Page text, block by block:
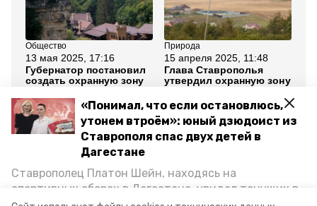
«Понимал, что если остановлюсь,
утонем втроём»: юный дзюдоист из
Ставрополя спас двух детей в
Дагестане
Ставрополец Платон Шейн, находясь на
спортивных сборах в Дегестане, увидел тонущих в
Общество
13 мая 2025, 17:16
Губернатор постановил
создать охранную зону
любви» на КМВ
Природа
15 апреля 2025, 11:48
Глава Ставрополья
утвердил охранную зону
Все новости
ставропольский край памятник природы